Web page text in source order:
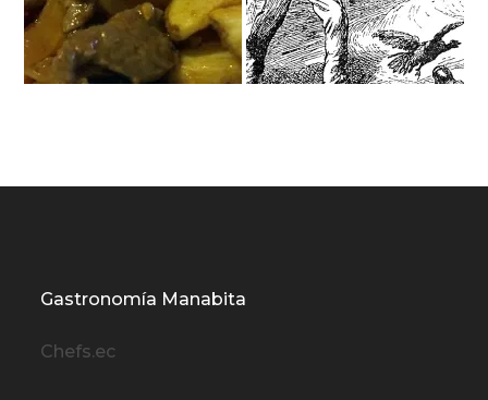
Gastronomía Manabita
Chefs.ec